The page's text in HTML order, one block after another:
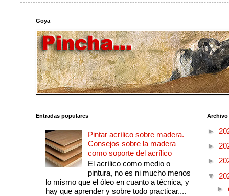
Goya
Entradas populares
Pintar acrílico sobre madera.
Consejos sobre la madera
como soporte del acrílico
El acrílico como medio o
pintura, no es ni mucho menos
lo mismo que el óleo en cuanto a técnica, y
hay que aprender y sobre todo practicar....
►
►
►
▼
►